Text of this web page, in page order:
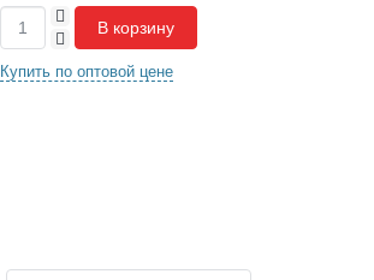
-
+
В корзину
Купить по оптовой цене